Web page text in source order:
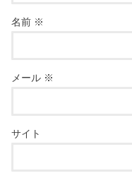
名前 ※
メール ※
サイト